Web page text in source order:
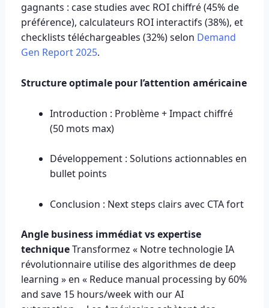
gagnants : case studies avec ROI chiffré (45% de
préférence), calculateurs ROI interactifs (38%), et
checklists téléchargeables (32%) selon Demand
Gen Report 2025.
Structure optimale pour l’attention américaine
Introduction : Problème + Impact chiffré
(50 mots max)
Développement : Solutions actionnables en
bullet points
Conclusion : Next steps clairs avec CTA fort
Angle business immédiat vs expertise
techniqueTransformez « Notre technologie IA
révolutionnaire utilise des algorithmes de deep
learning » en « Reduce manual processing by 60%
and save 15 hours/week with our AI